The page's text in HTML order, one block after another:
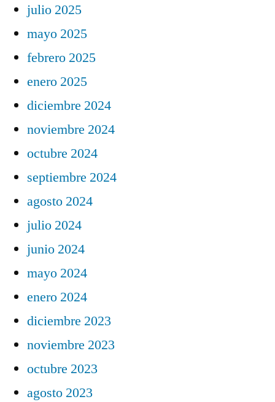
julio 2025
mayo 2025
febrero 2025
enero 2025
diciembre 2024
noviembre 2024
octubre 2024
septiembre 2024
agosto 2024
julio 2024
junio 2024
mayo 2024
enero 2024
diciembre 2023
noviembre 2023
octubre 2023
agosto 2023